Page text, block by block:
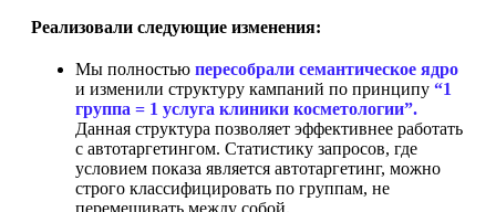
Реализовали следующие изменения:
Мы полностью пересобрали семантическое ядро
и изменили структуру кампаний по принципу “1
группа = 1 услуга клиники косметологии”.
Данная структура позволяет эффективнее работать
с автотаргетингом. Статистику запросов, где
условием показа является автотаргетинг, можно
строго классифицировать по группам, не
перемешивать между собой.